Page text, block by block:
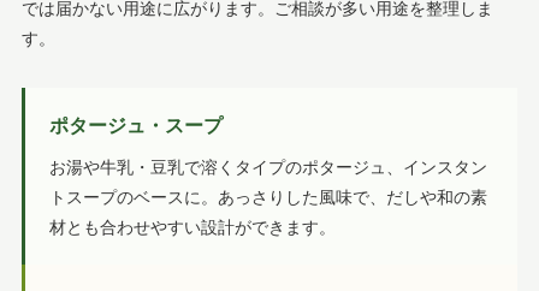
では届かない用途に広がります。ご相談が多い用途を整理しま
す。
ポタージュ・スープ
お湯や牛乳・豆乳で溶くタイプのポタージュ、インスタン
トスープのベースに。あっさりした風味で、だしや和の素
材とも合わせやすい設計ができます。